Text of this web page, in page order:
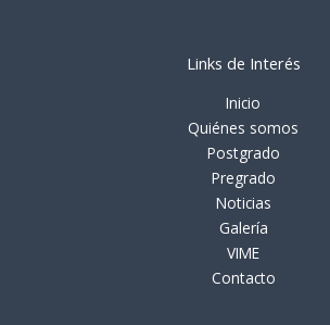
Links de Interés
Inicio
Quiénes somos
Postgrado
Pregrado
Noticias
Galería
VIME
Contacto